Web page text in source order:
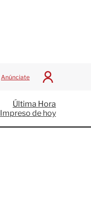
Anúnciate
I
c
i
a
Última Hora
Impreso de hoy